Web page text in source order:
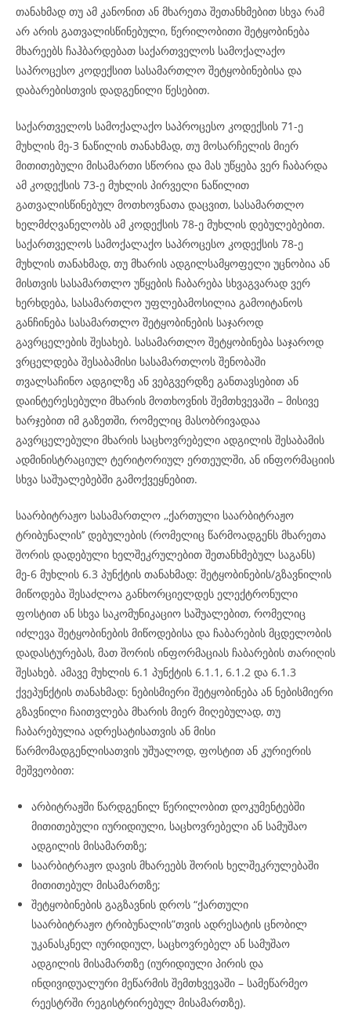
თანახმად თუ ამ კანონით ან მხარეთა შეთანხმებით სხვა რამ
არ არის გათვალისწინებული, წერილობითი შეტყობინება
მხარეებს ჩაჰბარდებათ საქართველოს სამოქალაქო
საპროცესო კოდექსით სასამართლო შეტყობინებისა და
დაბარებისთვის დადგენილი წესებით.
საქართველოს სამოქალაქო საპროცესო კოდექსის 71-ე
მუხლის მე-3 ნაწილის თანახმად, თუ მოსარჩელის მიერ
მითითებული მისამართი სწორია და მას უწყება ვერ ჩაბარდა
ამ კოდექსის 73-ე მუხლის პირველი ნაწილით
გათვალისწინებულ მოთხოვნათა დაცვით, სასამართლო
ხელმძღვანელობს ამ კოდექსის 78-ე მუხლის დებულებებით.
საქართველოს სამოქალაქო საპროცესო კოდექსის 78-ე
მუხლის თანახმად, თუ მხარის ადგილსამყოფელი უცნობია ან
მისთვის სასამართლო უწყების ჩაბარება სხვაგვარად ვერ
ხერხდება, სასამართლო უფლებამოსილია გამოიტანოს
განჩინება სასამართლო შეტყობინების საჯაროდ
გავრცელების შესახებ. სასამართლო შეტყობინება საჯაროდ
ვრცელდება შესაბამისი სასამართლოს შენობაში
თვალსაჩინო ადგილზე ან ვებგვერდზე განთავსებით ან
დაინტერესებული მხარის მოთხოვნის შემთხვევაში – მისივე
ხარჯებით იმ გაზეთში, რომელიც მასობრივადაა
გავრცელებული მხარის საცხოვრებელი ადგილის შესაბამის
ადმინისტრაციულ ტერიტორიულ ერთეულში, ან ინფორმაციის
სხვა საშუალებებში გამოქვეყნებით.
საარბიტრაჟო სასამართლო ,,ქართული საარბიტრაჟო
ტრიბუნალის’’ დებულების (რომელიც წარმოადგენს მხარეთა
შორის დადებული ხელშეკრულებით შეთანხმებულ საგანს)
მე-6 მუხლის 6.3 პუნქტის თანახმად: შეტყობინების/გზავნილის
მიწოდება შესაძლოა განხორციელდეს ელექტრონული
ფოსტით ან სხვა საკომუნიკაციო საშუალებით, რომელიც
იძლევა შეტყობინების მიწოდებისა და ჩაბარების მცდელობის
დადასტურებას, მათ შორის ინფორმაციას ჩაბარების თარიღის
შესახებ. ამავე მუხლის 6.1 პუნქტის 6.1.1, 6.1.2 და 6.1.3
ქვეპუნქტის თანახმად: ნებისმიერი შეტყობინება ან ნებისმიერი
გზავნილი ჩაითვლება მხარის მიერ მიღებულად, თუ
ჩაბარებულია ადრესატისათვის ან მისი
წარმომადგენლისათვის უშუალოდ, ფოსტით ან კურიერის
მეშვეობით:
არბიტრაჟში წარდგენილ წერილობით დოკუმენტებში
მითითებული იურიდიული, საცხოვრებელი ან სამუშაო
ადგილის მისამართზე;
საარბიტრაჟო დავის მხარეებს შორის ხელშეკრულებაში
მითითებულ მისამართზე;
შეტყობინების გაგზავნის დროს “ქართული
საარბიტრაჟო ტრიბუნალის”თვის ადრესატის ცნობილ
უკანასკნელ იურიდიულ, საცხოვრებელ ან სამუშაო
ადგილის მისამართზე (იურიდიული პირის და
ინდივიდუალური მეწარმის შემთხვევაში – სამეწარმეო
რეესტრში რეგისტრირებულ მისამართზე).